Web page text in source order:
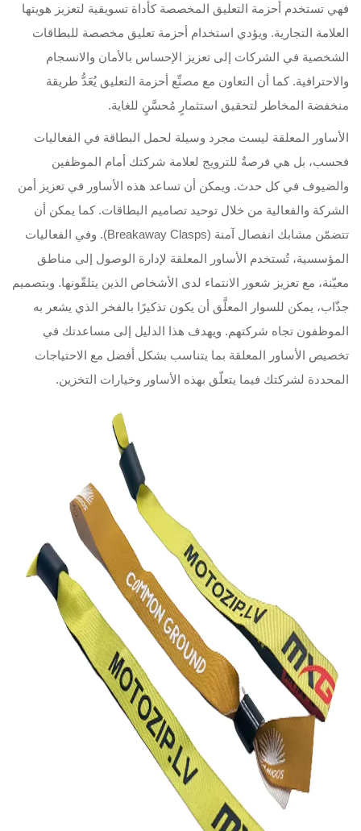
فهي تستخدم أحزمة التعليق المخصصة كأداة تسويقية لتعزيز هويتها
العلامة التجارية. ويؤدي استخدام أحزمة تعليق مخصصة للبطاقات
الشخصية في الشركات إلى تعزيز الإحساس بالأمان والانسجام
والاحترافية. كما أن التعاون مع مصنِّع أحزمة التعليق يُعَدُّ طريقة
منخفضة المخاطر لتحقيق استثمارٍ مُحسَّنٍ للغاية.
الأساور المعلقة ليست مجرد وسيلة لحمل البطاقة في الفعاليات
فحسب، بل هي فرصةٌ للترويج لعلامة شركتك أمام الموظفين
والضيوف في كل حدث. ويمكن أن تساعد هذه الأساور في تعزيز أمن
الشركة والفعالية من خلال توحيد تصاميم البطاقات. كما يمكن أن
تتضمّن مشابك انفصال آمنة (Breakaway Clasps). وفي الفعاليات
المؤسسية، تُستخدم الأساور المعلقة لإدارة الوصول إلى مناطق
معيّنة، مع تعزيز شعور الانتماء لدى الأشخاص الذين يتلقّونها. وبتصميم
جذّاب، يمكن للسوار المعلَّق أن يكون تذكيرًا بالفخر الذي يشعر به
الموظفون تجاه شركتهم. ويهدف هذا الدليل إلى مساعدتك في
تخصيص الأساور المعلقة بما يتناسب بشكل أفضل مع الاحتياجات
المحددة لشركتك فيما يتعلّق بهذه الأساور وخيارات التخزين.